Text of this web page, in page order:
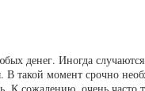
денег. Иногда
такой момент срочно